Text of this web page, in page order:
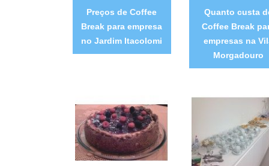
Preços de Coffee
Break para empresa
no Jardim Itacolomi
Quanto custa
Coffee Break
empresas na
Morgadouro